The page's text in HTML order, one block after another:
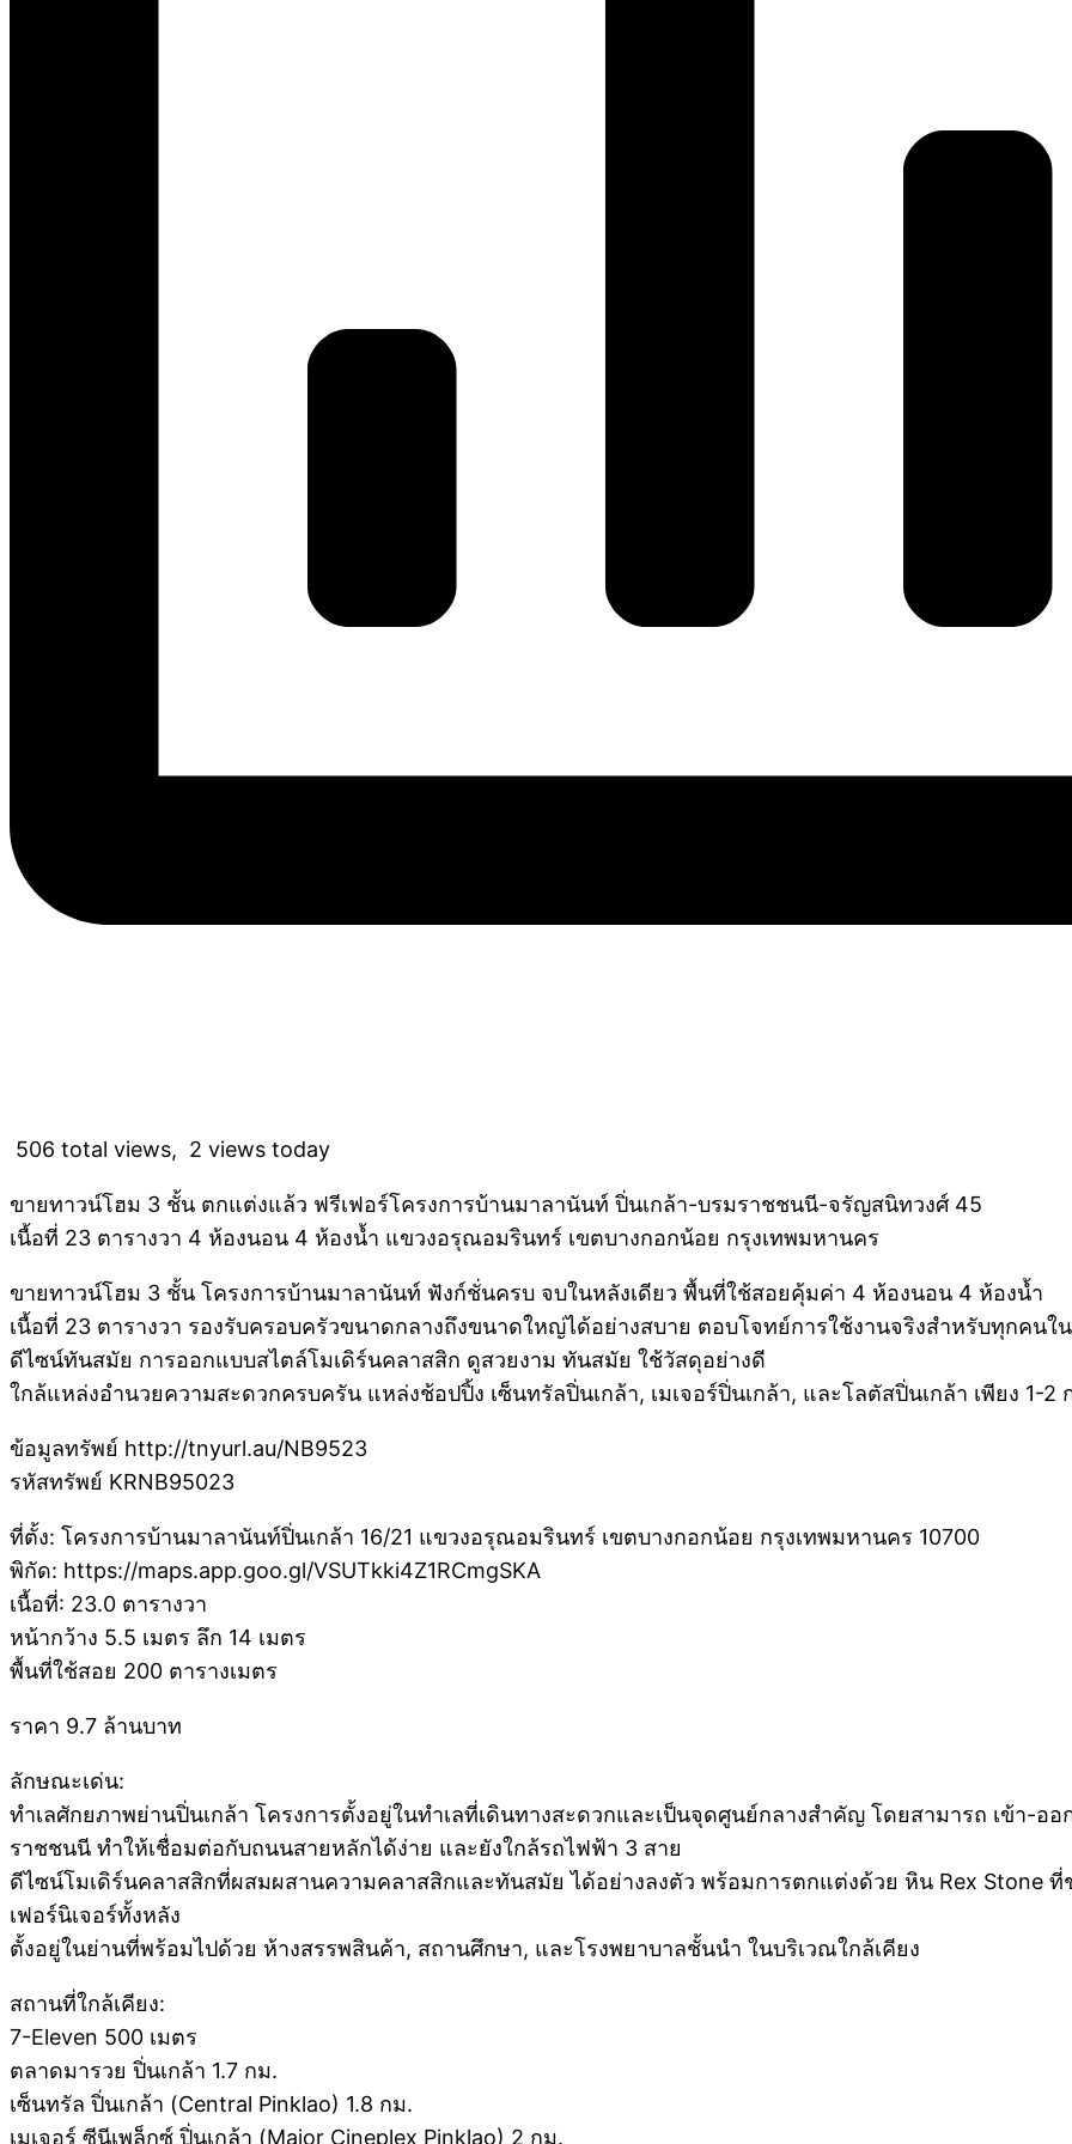
506 total views, 2 views today
ขายทาวน์โฮม 3 ชั้น ตกแต่งแล้ว ฟรีเฟอร์โครงการบ้านมาลานันท์ ปิ่นเกล้า-บรมราชชนนี-จรัญสนิทวงศ์ 45
เนื้อที่ 23 ตารางวา 4 ห้องนอน 4 ห้องน้ำ แขวงอรุณอมรินทร์ เขตบางกอกน้อย กรุงเทพมหานคร
ขายทาวน์โฮม 3 ชั้น โครงการบ้านมาลานันท์ ฟังก์ชั่นครบ จบในหลังเดียว พื้นที่ใช้สอยคุ้มค่า 4 ห้องนอน 4 ห้องน้ำ
เนื้อที่ 23 ตารางวา รองรับครอบครัวขนาดกลางถึงขนาดใหญ่ได้อย่างสบาย ตอบโจทย์การใช้งานจริงสำหรับทุกคนใ
ดีไซน์ทันสมัย การออกแบบสไตล์โมเดิร์นคลาสสิก ดูสวยงาม ทันสมัย ใช้วัสดุอย่างดี
ใกล้แหล่งอำนวยความสะดวกครบครัน แหล่งช้อปปิ้ง เซ็นทรัลปิ่นเกล้า, เมเจอร์ปิ่นเกล้า, และโลตัสปิ่นเกล้า เพียง 1-2
ข้อมูลทรัพย์ http://tnyurl.au/NB9523
รหัสทรัพย์ KRNB95023
ที่ตั้ง: โครงการบ้านมาลานันท์ปิ่นเกล้า 16/21 แขวงอรุณอมรินทร์ เขตบางกอกน้อย กรุงเทพมหานคร 10700
พิกัด: https://maps.app.goo.gl/VSUTkki4Z1RCmgSKA
เนื้อที่: 23.0 ตารางวา
หน้ากว้าง 5.5 เมตร ลึก 14 เมตร
พื้นที่ใช้สอย 200 ตารางเมตร
ราคา 9.7 ล้านบาท
ลักษณะเด่น:
ทำเลศักยภาพย่านปิ่นเกล้า โครงการตั้งอยู่ในทำเลที่เดินทางสะดวกและเป็นจุดศูนย์กลางสำคัญ โดยสามารถ เข้า-
ราชชนนี ทำให้เชื่อมต่อกับถนนสายหลักได้ง่าย และยังใกล้รถไฟฟ้า 3 สาย
ดีไซน์โมเดิร์นคลาสสิกที่ผสมผสานความคลาสสิกและทันสมัย ได้อย่างลงตัว พร้อมการตกแต่งด้วย หิน Rex Stone
เฟอร์นิเจอร์ทั้งหลัง
ตั้งอยู่ในย่านที่พร้อมไปด้วย ห้างสรรพสินค้า, สถานศึกษา, และโรงพยาบาลชั้นนำ ในบริเวณใกล้เคียง
สถานที่ใกล้เคียง:
7-Eleven 500 เมตร
ตลาดมารวย ปิ่นเกล้า 1.7 กม.
เซ็นทรัล ปิ่นเกล้า (Central Pinklao) 1.8 กม.
เมเจอร์ ซีนีเพล็กซ์ ปิ่นเกล้า (Major Cineplex Pinklao) 2 กม.